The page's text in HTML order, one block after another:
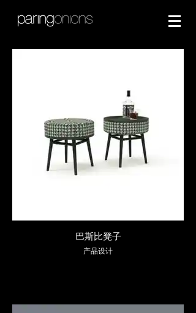
巴斯比凳子
产品设计